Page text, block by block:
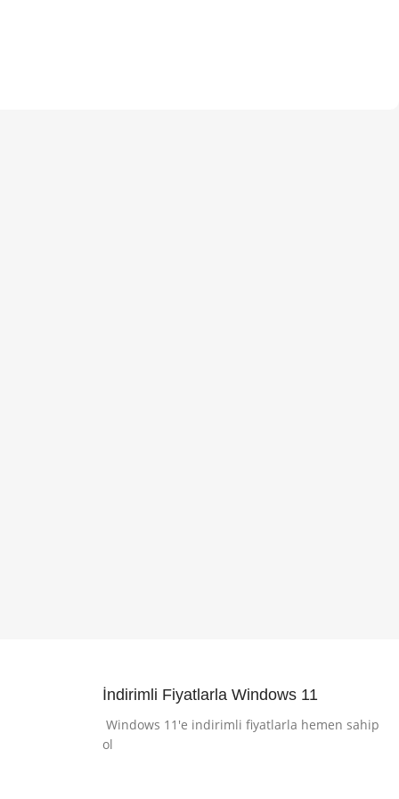
İndirimli Fiyatlarla Windows 11
Windows 11'e indirimli fiyatlarla hemen sahip
ol